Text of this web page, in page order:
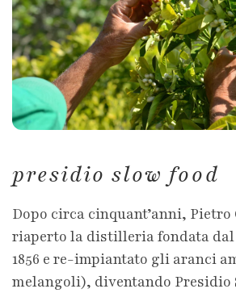
presidio slow food
Dopo circa cinquant’anni,
riaperto la distilleria fondata
1856 e re-impiantato gli aranci
melangoli), diventando Presidio